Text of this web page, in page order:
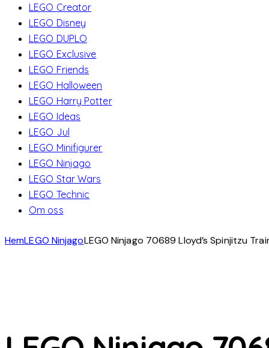
LEGO Creator
LEGO Disney
LEGO DUPLO
LEGO Exclusive
LEGO Friends
LEGO Halloween
LEGO Harry Potter
LEGO Ideas
LEGO Jul
LEGO Minifigurer
LEGO Ninjago
LEGO Star Wars
LEGO Technic
Om oss
HemLEGO NinjagoLEGO Ninjago 70689 Lloyd’s Spinjitzu